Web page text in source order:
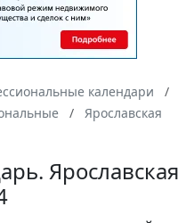
календари
Ярославская
Ярославская